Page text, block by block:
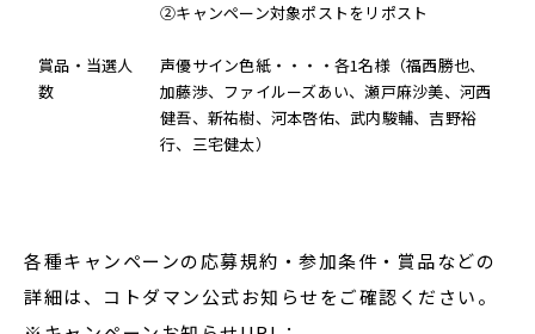
②キャンペーン対象ポストをリポスト
賞品・当選人
数
声優サイン色紙・・・・各1名様（福西勝也、
加藤渉、ファイルーズあい、瀬戸麻沙美、河西
健吾、新祐樹、河本啓佑、武内駿輔、吉野裕
行、三宅健太）
各種キャンペーンの応募規約・参加条件・賞品などの
詳細は、コトダマン公式お知らせをご確認ください。